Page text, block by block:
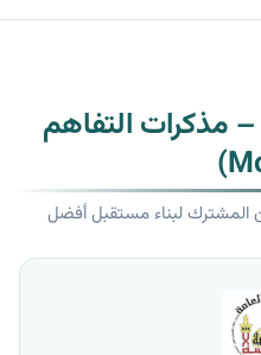
– مذكرات التفاهم
المشترك لبناء مستقبل أفضل